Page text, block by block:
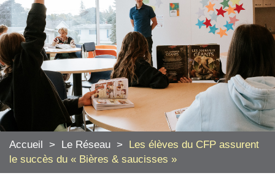
Accueil > Le Réseau >
Les élèves du CFP assurent
le succès du « Bières & saucisses »